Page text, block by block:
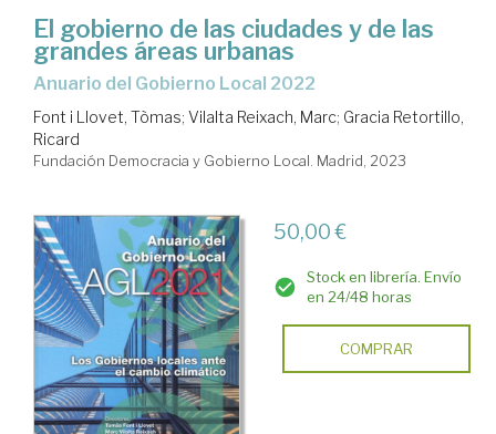
El gobierno de las ciudades y de las
grandes áreas urbanas
Anuario del Gobierno Local 2022
Font i Llovet, Tòmas; Vilalta Reixach, Marc; Gracia Retortillo,
Ricard
Fundación Democracia y Gobierno Local. Madrid, 2023
50,00 €
Stock en librería. Envío
en 24/48 horas
COMPRAR